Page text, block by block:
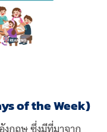
of the Week)
กฤษ ซึ่งมีที่มาจาก